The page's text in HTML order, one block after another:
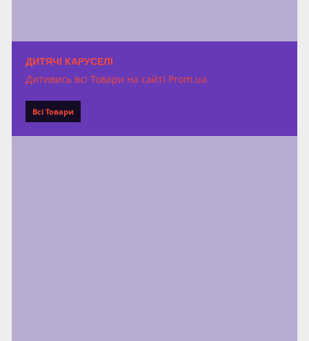
ДИТЯЧІ КАРУСЕЛІ
Дитивись всі Товари на сайті Prom.ua
Всі Товари